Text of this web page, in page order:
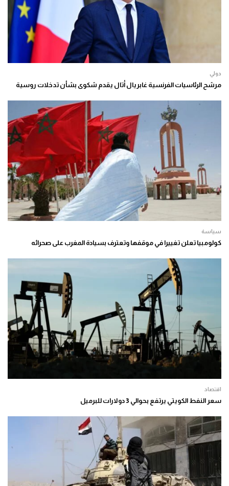
دولي
مرشح الرئاسيات الفرنسية غابريال أتال يقدم شكوى بشأن تدخلات روسية
سياسة
كولومبيا تعلن تغييرا في موقفها وتعترف بسيادة المغرب على صحرائه
اقتصاد
سعر النفط الكويتي يرتفع بحوالي 3 دولارات للبرميل